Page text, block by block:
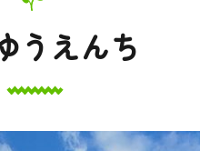
うえんち